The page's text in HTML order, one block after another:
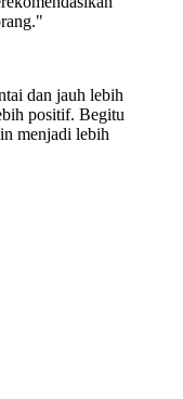
dan jauh lebih
positif. Begitu
menjadi lebih